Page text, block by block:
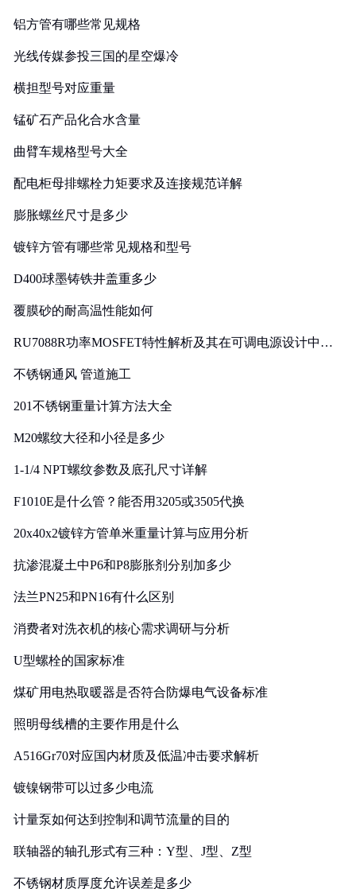
铝方管有哪些常见规格
光线传媒参投三国的星空爆冷
横担型号对应重量
锰矿石产品化合水含量
曲臂车规格型号大全
配电柜母排螺栓力矩要求及连接规范详解
膨胀螺丝尺寸是多少
镀锌方管有哪些常见规格和型号
D400球墨铸铁井盖重多少
覆膜砂的耐高温性能如何
RU7088R功率MOSFET特性解析及其在可调电源设计中的
不锈钢通风 管道施工
201不锈钢重量计算方法大全
M20螺纹大径和小径是多少
1-1/4 NPT螺纹参数及底孔尺寸详解
F1010E是什么管？能否用3205或3505代换
20x40x2镀锌方管单米重量计算与应用分析
抗渗混凝土中P6和P8膨胀剂分别加多少
法兰PN25和PN16有什么区别
消费者对洗衣机的核心需求调研与分析
U型螺栓的国家标准
煤矿用电热取暖器是否符合防爆电气设备标准
照明母线槽的主要作用是什么
A516Gr70对应国内材质及低温冲击要求解析
镀镍钢带可以过多少电流
计量泵如何达到控制和调节流量的目的
联轴器的轴孔形式有三种：Y型、J型、Z型
不锈钢材质厚度允许误差是多少